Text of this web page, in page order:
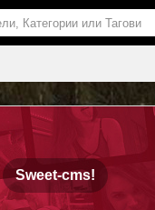
Sweet-cms!